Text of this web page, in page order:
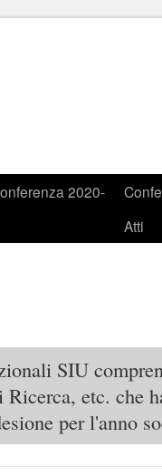
2020-
Atti
SIU
etc. che
per l'anno